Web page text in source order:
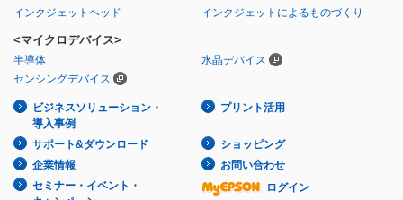
インクジェットヘッド インクジェットによるものづくり
<マイクロデバイス>
半導体
水晶デバイス
センシングデバイス
ビジネスソリューション・
導入事例
プリント活用
サポート&ダウンロード
ショッピング
企業情報
お問い合わせ
セミナー・イベント・
ログイン